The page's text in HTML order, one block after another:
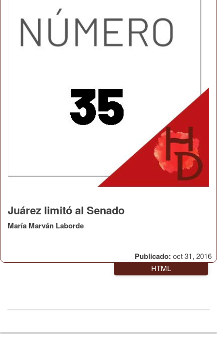
Publicado: oct 31, 2016
Juárez limitó al Senado
María Marván Laborde
HTML